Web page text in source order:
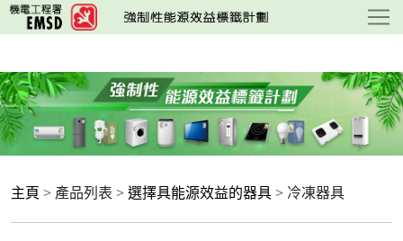
跳
至
要
內
容
主頁 > 產品列表 > 選擇具能源效益的器具 > 冷凍器具